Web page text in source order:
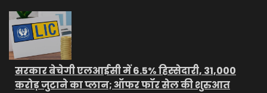
सरकार बेचेगी एलआईसी में 6.5% हिस्सेदारी, 31,000
करोड़ जुटाने का प्लान; ऑफर फॉर सेल की शुरुआत